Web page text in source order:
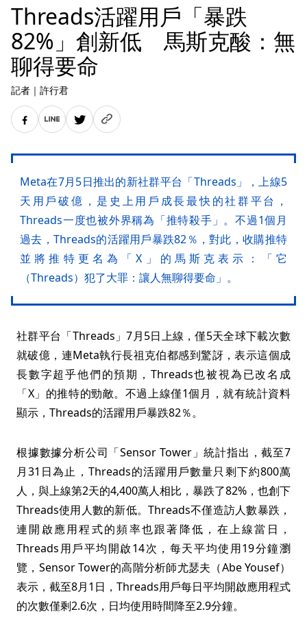
Threads活躍用戶「暴跌
82%」創新低 馬斯克酸：無
聊得要命
記者 ｜ 許行君
Meta在7月5日推出的新社群平台「Threads」，上線5
天用戶破億，是史上用戶成長最快的社群平台，
Threads一度也被外界稱為「推特殺手」。不過1個月
過去，Threads的活躍用戶暴跌82％，對此，收購推特
並將推特更名為「X」的馬斯克表示：「它
（Threads）犯了大罪：讓人無聊得要命」。
社群平台「Threads」7月5日上線，僅5天全球下載次數
就破億，連Meta執行長祖克伯都感到驚訝，表示這個成
長數字超乎他們的預期，Threads也被視為已改名成
「X」的推特的勁敵。不過上線僅1個月，就有統計資料
顯示，Threads的活躍用戶暴跌82％。
根據數據分析公司「Sensor Tower」統計指出，截至7
月31日為止，Threads的活躍用戶數量只剩下約800萬
人，與上線第2天的4,400萬人相比，暴跌了82%，也創下
Threads使用人數的新低。Threads不僅造訪人數暴跌，
連開啟應用程式的頻率也跟著降低，在上線當日，
Threads用戶平均開啟14次，每天平均使用19分鐘瀏
覽，Sensor Tower的高階分析師尤瑟夫（Abe Yousef）
表示，截至8月1日，Threads用戶每日平均開啟應用程式
的次數僅剩2.6次，日均使用時間降至2.9分鐘。